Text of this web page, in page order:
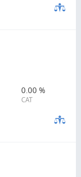
0.00 %
CAT